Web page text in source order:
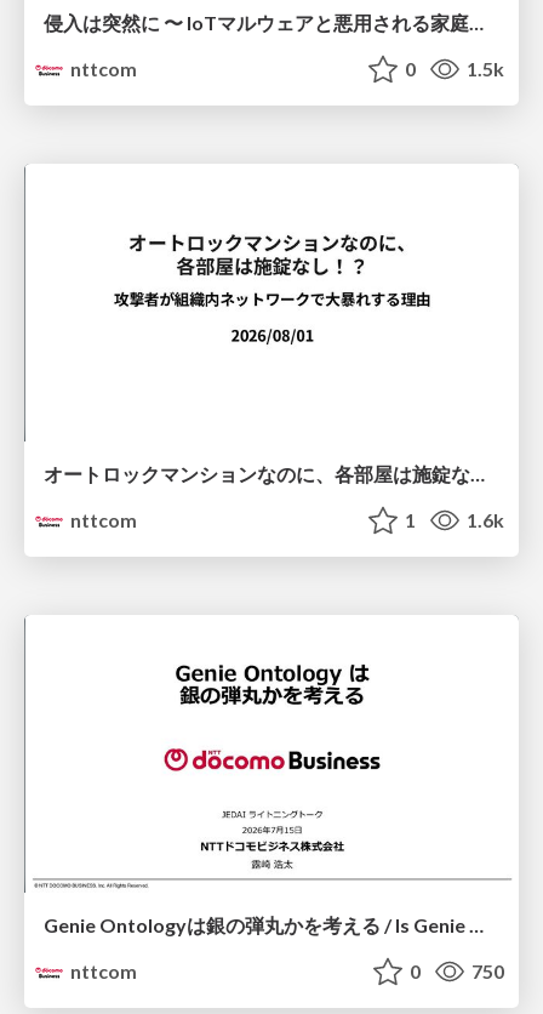
nttcom
0 1.5k
オートロックマンションなのに、各部屋は施錠なし！？ 攻撃者が組織内ネットワークで大暴れする理由 / The Front Door Is Locked, but the Rooms Are Wide Open: Why Attackers Move Freely Inside Enterprise Networks
nttcom
1 1.6k
Genie Ontologyは銀の弾丸かを考える / Is Genie Ontology a Silver Bullet?
nttcom
0 750